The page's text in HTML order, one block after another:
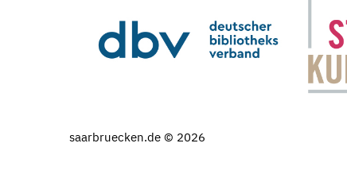
saarbruecken.de © 2026